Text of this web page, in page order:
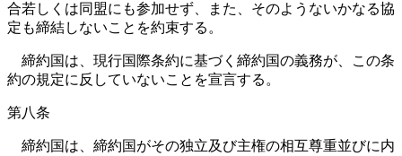
合若しくは同盟にも参加せず、また、そのようないかなる協
定も締結しないことを約束する。
締約国は、現行国際条約に基づく締約国の義務が、この条
約の規定に反していないことを宣言する。
第八条
締約国は、締約国がその独立及び主権の相互尊重並びに内